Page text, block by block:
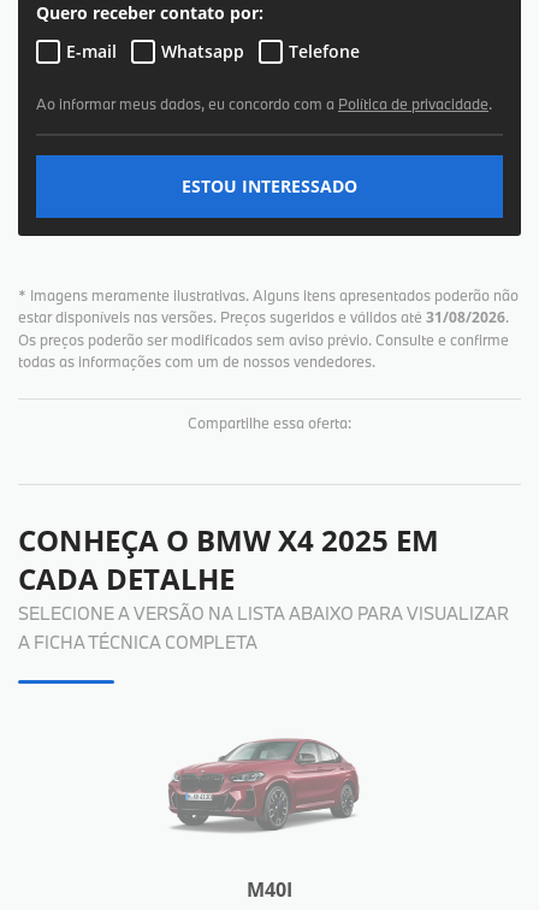
* Imagens meramente ilustrativas. Alguns itens apresentados poderão não
estar disponíveis nas versões. Preços sugeridos e válidos até 31/08/2026.
Os preços poderão ser modificados sem aviso prévio. Consulte e confirme
todas as informações com um de nossos vendedores.
Compartilhe essa oferta:
Quero receber contato por:
E-mail
Whatsapp Telefone
Ao informar meus dados, eu concordo com a Política de privacidade.
ESTOU INTERESSADO
CONHEÇA O BMW X4 2025 EM
CADA DETALHE
SELECIONE A VERSÃO NA LISTA ABAIXO PARA VISUALIZAR
A FICHA TÉCNICA COMPLETA
M40I